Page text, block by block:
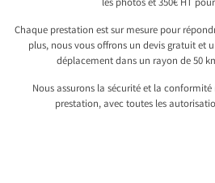
les photos et 350€ HT
Chaque prestation est sur mesure pour
plus, nous vous offrons un devis gratuit et
déplacement dans un rayon de 50
Nous assurons la sécurité et la
prestation, avec toutes les